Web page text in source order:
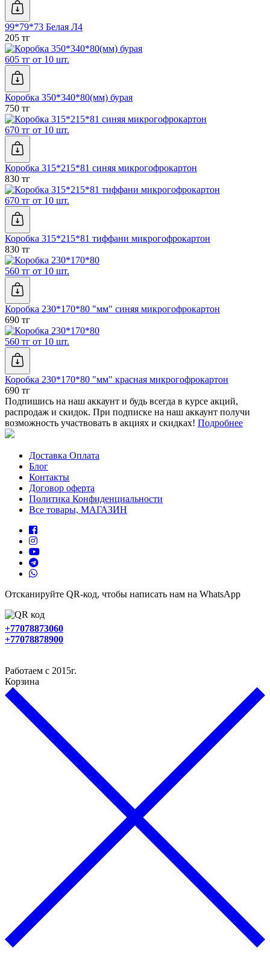
99*79*73 Белая Л4
205 тг
605 тг от 10 шт.
Коробка 350*340*80(мм) бурая
750 тг
670 тг от 10 шт.
Коробка 315*215*81 синяя микрогофрокартон
830 тг
670 тг от 10 шт.
Коробка 315*215*81 тиффани микрогофрокартон
830 тг
560 тг от 10 шт.
Коробка 230*170*80 "мм" синяя микрогофрокартон
690 тг
560 тг от 10 шт.
Коробка 230*170*80 "мм" красная микрогофрокартон
690 тг
Подпишись на наш аккаунт и будь всегда в курсе акций,
распродаж и скидок. При подписке на наш аккаунт получи
возможность участвовать в акциях и скидках! Подробнее
Доставка Оплата
Блог
Контакты
Договор оферта
Политика Конфиденциальности
Все товары, МАГАЗИН
Отсканируйте QR-код, чтобы написать нам на WhatsApp
+77078873060
+77078878900
Работаем с 2015г.
Корзина